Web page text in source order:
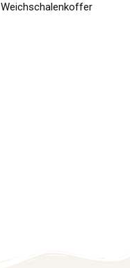
Weichschalenkoffer